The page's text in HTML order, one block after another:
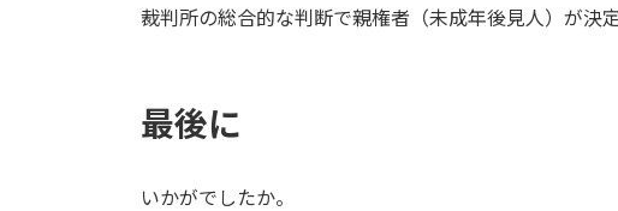
裁判所の総合的な判断で親権者（未成年後見人）が決定
最後に
いかがでしたか。